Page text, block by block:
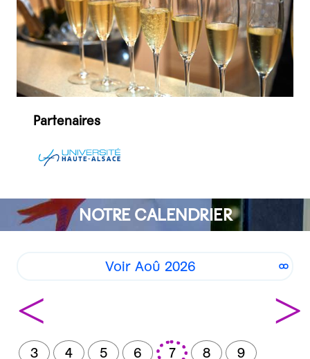
Partenaires
NOTRE CALENDRIER
Voir Aoû 2026
< >
3 4 5 6 7 8 9